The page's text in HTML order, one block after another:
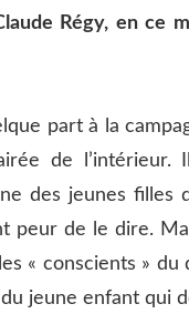
Régy, en ce
part à la
de
des jeunes filles
peur de le dire.
« conscients »
jeune enfant qui